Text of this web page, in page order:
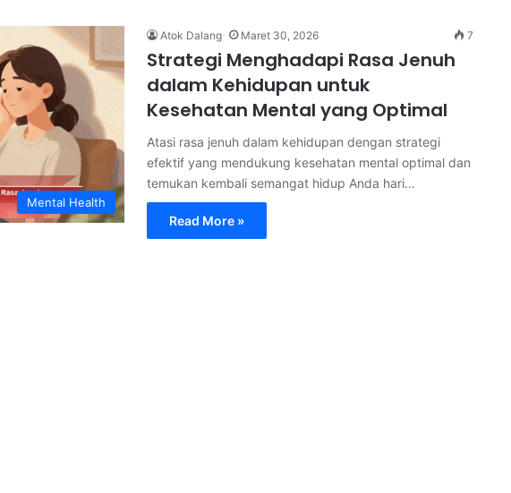
Mental Health
Atok Dalang Maret 30, 2026 7
Strategi Menghadapi Rasa Jenuh
dalam Kehidupan untuk
Kesehatan Mental yang Optimal
Atasi rasa jenuh dalam kehidupan dengan strategi
efektif yang mendukung kesehatan mental optimal dan
temukan kembali semangat hidup Anda hari…
Read More »